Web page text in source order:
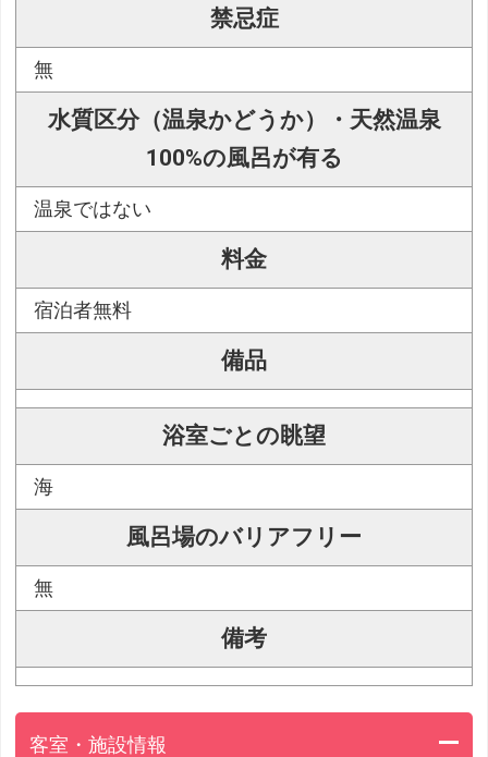
禁忌症
無
水質区分（温泉かどうか）・天然温泉
100%の風呂が有る
温泉ではない
料金
宿泊者無料
備品
浴室ごとの眺望
海
風呂場のバリアフリー
無
備考
客室・施設情報